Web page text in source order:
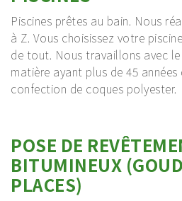
Piscines prêtes au bain. Nous
à Z. Vous choisissez votre
de tout. Nous travaillons avec
matière ayant plus de 45
confection de coques polyester.
POSE DE
BITUMINEUX
PLACES)